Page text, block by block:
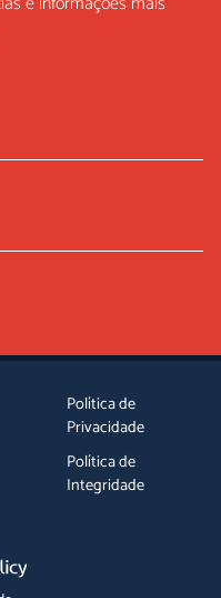
Política de
Privacidade
Política de
Integridade